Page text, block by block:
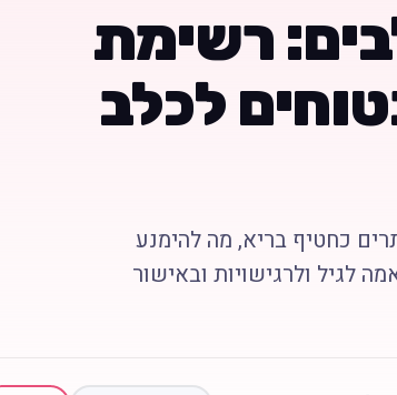
רשימת
לכלב
כחטיף בריא, מה להימנע
לגיל ולרגישויות ובאישור